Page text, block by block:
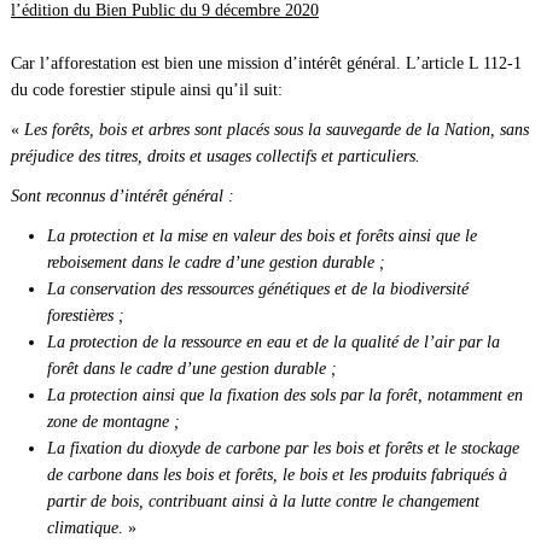
l’édition du Bien Public du 9 décembre 2020
Car l’afforestation est bien une mission d’intérêt général. L’article L 112-1
du code forestier stipule ainsi qu’il suit:
« Les forêts, bois et arbres sont placés sous la sauvegarde de la Nation, sans
préjudice des titres, droits et usages collectifs et particuliers.
Sont reconnus d’intérêt général :
La protection et la mise en valeur des bois et forêts ainsi que le
reboisement dans le cadre d’une gestion durable ;
La conservation des ressources génétiques et de la biodiversité
forestières ;
La protection de la ressource en eau et de la qualité de l’air par la
forêt dans le cadre d’une gestion durable ;
La protection ainsi que la fixation des sols par la forêt, notamment en
zone de montagne ;
La fixation du dioxyde de carbone par les bois et forêts et le stockage
de carbone dans les bois et forêts, le bois et les produits fabriqués à
partir de bois, contribuant ainsi à la lutte contre le changement
climatique. »